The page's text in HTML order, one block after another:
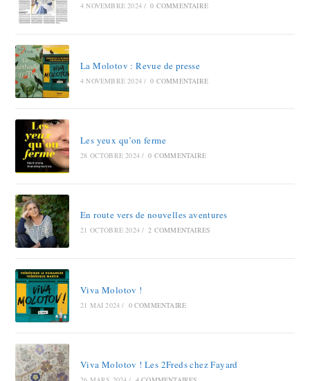
4 NOVEMBRE 2024 / 0 COMMENTAIRE
La Molotov : Revue de presse
4 NOVEMBRE 2024 / 0 COMMENTAIRE
Les yeux qu’on ferme
28 OCTOBRE 2024 / 0 COMMENTAIRE
En route vers de nouvelles aventures
21 OCTOBRE 2024 / 2 COMMENTAIRES
Viva Molotov !
21 MAI 2024 / 0 COMMENTAIRE
Viva Molotov ! Les 2Freds chez Fayard